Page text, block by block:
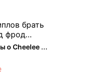
много
...
брать
фрод
2 парах +Чат, форум и отзывы о Cheelee (CHEELEE) - The Hedger